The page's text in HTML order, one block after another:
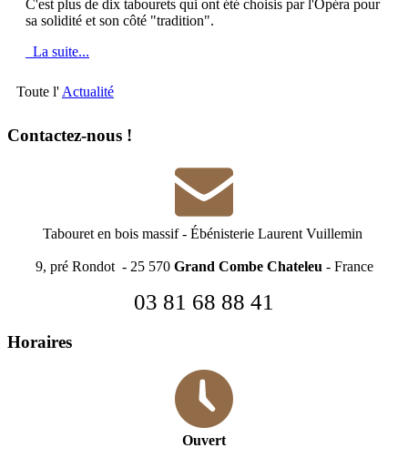
C'est plus de dix tabourets qui ont été choisis par l'Opéra pour
sa solidité et son côté "tradition".
La suite...
Toute l' Actualité
Contactez-nous !
Tabouret en bois massif- Ébénisterie Laurent Vuillemin
9, pré Rondot - 25 570 Grand Combe Chateleu - France
03 81 68 88 41
Horaires
Ouvert